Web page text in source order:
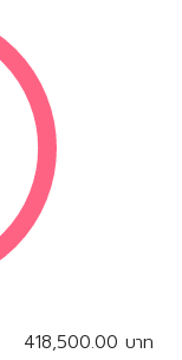
418,500.00 บาท